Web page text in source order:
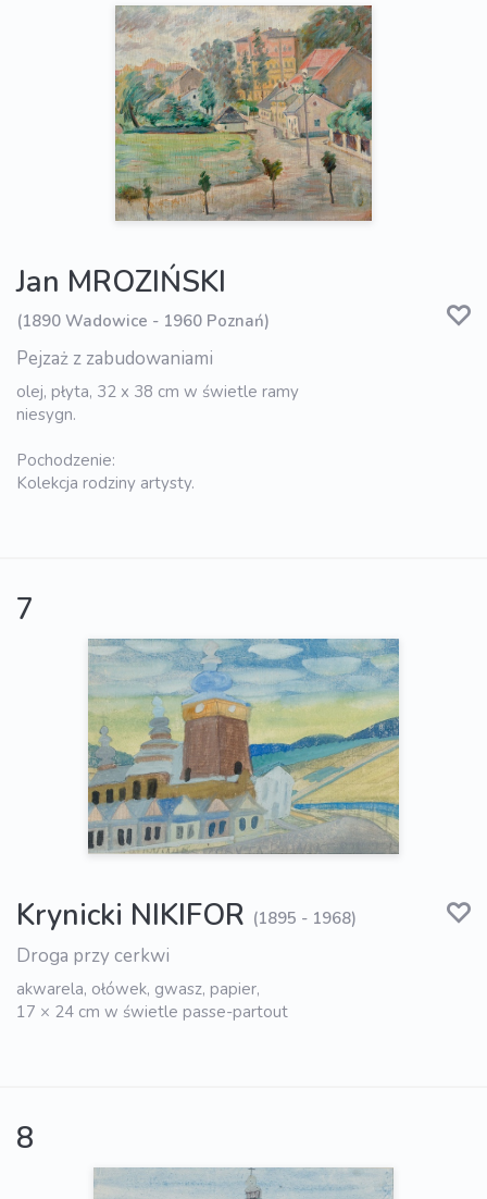
Jan MROZIŃSKI
(1890 Wadowice - 1960 Poznań)
Pejzaż z zabudowaniami
olej, płyta, 32 x 38 cm w świetle ramy
niesygn.
Pochodzenie:
Kolekcja rodziny artysty.
7
Krynicki NIKIFOR (1895 - 1968)
Droga przy cerkwi
akwarela, ołówek, gwasz, papier,
17 × 24 cm w świetle passe-partout
8